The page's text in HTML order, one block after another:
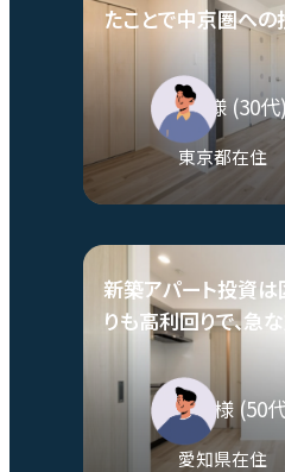
たことで中京圏へ
た。
K.Y.様 (30代)
東京都在住
新築アパート投資は
りも高利回りで、急
魅力です。
T.H.様 (50
愛知県在住